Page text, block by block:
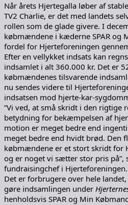
Når årets Hjertegalla løber af
TV2 Charlie, er det med landets
rollen som de glade givere. I
købmændene i kæderne SPAR og
fordel for Hjerteforeningen
Efter en vellykket indsats kan
indsamlet i alt 360.000 kr. Det er
købmændenes tilsvarende
nu sendes videre til
indsatsen mod hjerte-kar-
”Vi ved, at små skridt i den rigtige
betydning for bekæmpelsen af
motion er meget bedre end
meget bedre end hvidt brød. Den
købmændene er et stort skridt for
og er noget vi sætter stor pris på”,
fundraisingchef i Hjerteforeningen.
Det er forbrugere over hele
gøre indsamlingen under
henholdsvis SPAR og Min